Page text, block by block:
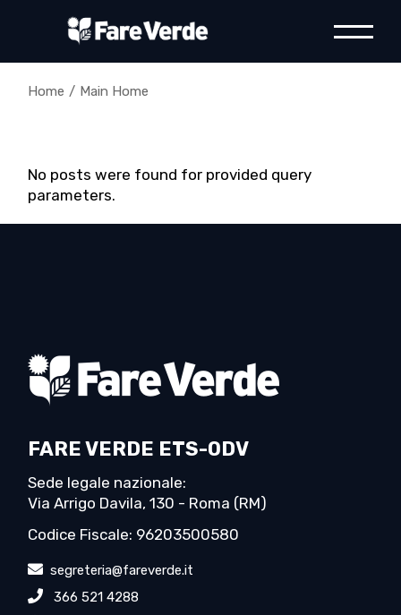
Home Main Home
No posts were found for provided query
parameters.
FARE VERDE ETS-ODV
Sede legale nazionale:
Via Arrigo Davila, 130 - Roma (RM)
Codice Fiscale: 96203500580
segreteria@fareverde.it
366 521 4288